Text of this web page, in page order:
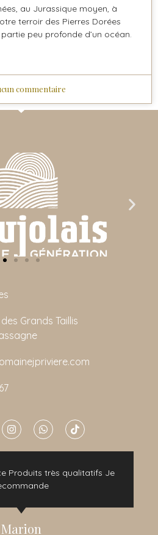
au Jurassique moyen, à
terroir des Pierres Dorées
peu profonde d’un océan.
commentaire
Grands Taillis
Produits très qualitatifs Je
Marion